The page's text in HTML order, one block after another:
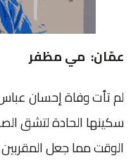
عمّان: مي مظفر
لم تأت وفاة إحسان
سكينها الحادة لتشق
الوقت مما جعل